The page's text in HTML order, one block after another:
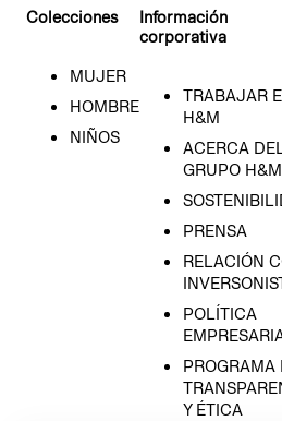
Colecciones
MUJER
HOMBRE
NIÑOS
Información
corporativa
TRABAJAR
H&M
ACERCA
GRUPO H&M
PRENSA
RELACIÓN
POLÍTICA
PROGRAMA
Y ÉTICA